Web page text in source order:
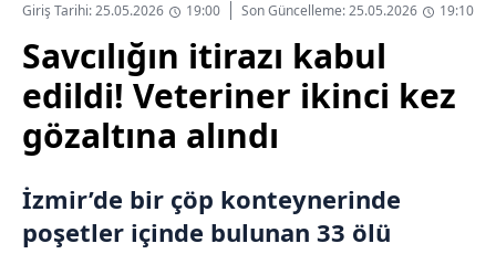
Giriş Tarihi: 25.05.2026
19:00 Son Güncelleme: 25.05.2026 19:10
Savcılığın itirazı kabul
edildi! Veteriner ikinci kez
gözaltına alındı
İzmir’de bir çöp konteynerinde
poşetler içinde bulunan 33 ölü